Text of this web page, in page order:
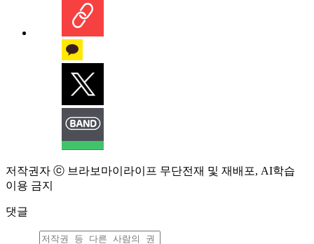
저작권자 ⓒ 브라보마이라이프 무단전재 및 재배포, AI학습
이용 금지
댓글